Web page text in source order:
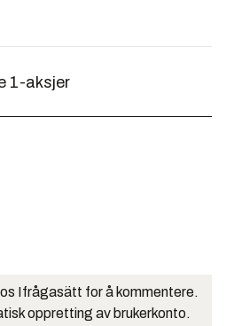
1-aksjer
Ifrågasätt for å kommentere.
oppretting av brukerkonto.